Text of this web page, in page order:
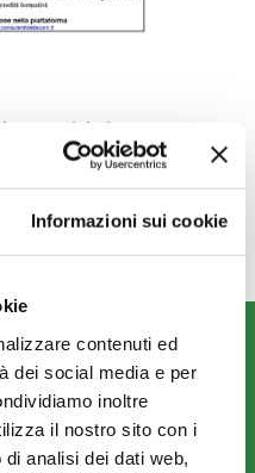
Informazioni sui cookie
contenuti ed
dei social media e per
inoltre
il nostro sito con i
analisi dei dati web,
notizie in
XeYouTube!